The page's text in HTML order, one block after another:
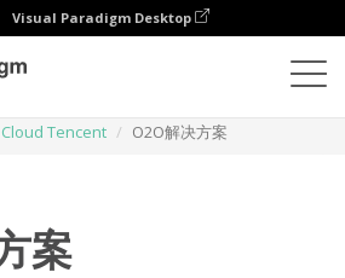
Visual Paradigm Desktop
Tencent
O2O解决方案
案